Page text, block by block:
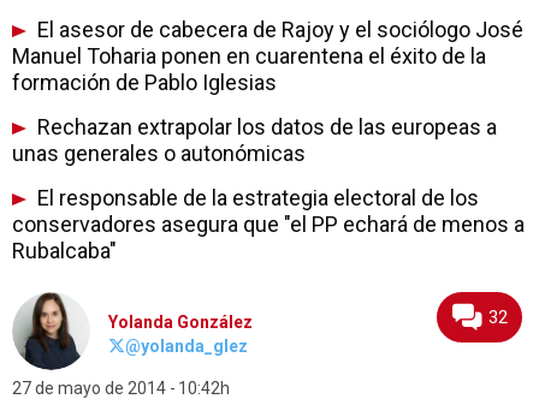
El asesor de cabecera de Rajoy y el sociólogo José
Manuel Toharia ponen en cuarentena el éxito de la
formación de Pablo Iglesias
Rechazan extrapolar los datos de las europeas a
unas generales o autonómicas
El responsable de la estrategia electoral de los
conservadores asegura que "el PP echará de menos a
Rubalcaba"
Yolanda González
@yolanda_glez
27 de mayo de 2014 10:42h
32